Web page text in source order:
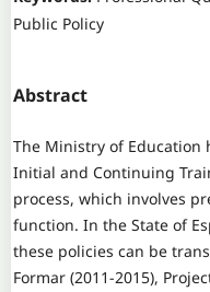
Public Policy
Abstract
The Ministry of Education
Initial and Continuing
process, which involves
function. In the State of
these policies can be
Formar (2011-2015),